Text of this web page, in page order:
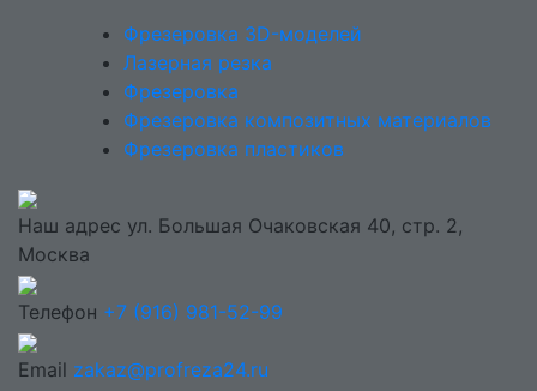
Фрезеровка 3D-моделей
Лазерная резка
Фрезеровка
Фрезеровка композитных материалов
Фрезеровка пластиков
Наш адрес ул. Большая Очаковская 40, стр. 2,
Москва
Телефон +7 (916) 981-52-99
Email zakaz@profreza24.ru